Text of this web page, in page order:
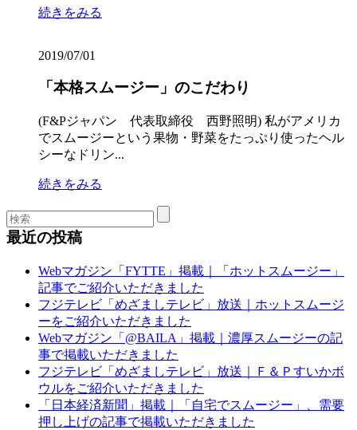
続きをみる
2019/07/01
「本格スムージー」のこだわり
(F&Pジャパン 代表取締役 西野照明) 私がアメリカ
でスムージーという果物・野菜をたっぷり使ったヘル
シーなドリン...
続きをみる
最近の投稿
Webマガジン「FYTTE」掲載｜「ホットスムージー」
記事でご紹介いただきました
フジテレビ「めざましテレビ」放送｜ホットスムージ
ーをご紹介いただきました
Webマガジン「@BAILA」掲載｜濃厚スムージーの記
事で掲載いただきました
フジテレビ「めざましテレビ」放送｜Ｆ＆Ｐすいかボ
ウルをご紹介いただきました
「日本経済新聞」掲載｜「自宅でスムージー」、需要
押し上げの記事で掲載いただきました